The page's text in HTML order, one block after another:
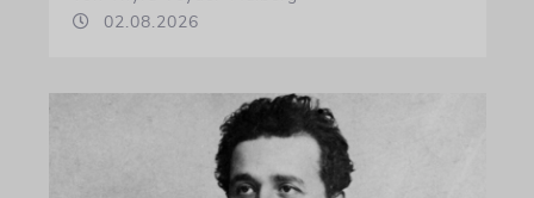
02.08.2026